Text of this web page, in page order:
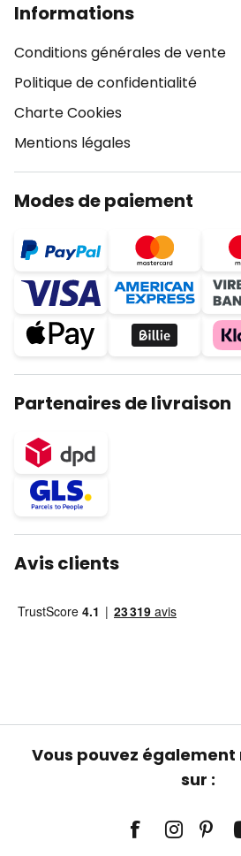
Informations
Conditions générales de vente
Politique de confidentialité
Charte Cookies
Mentions légales
Modes de paiement
Partenaires de livraison
Avis clients
Vous pouvez
sur :